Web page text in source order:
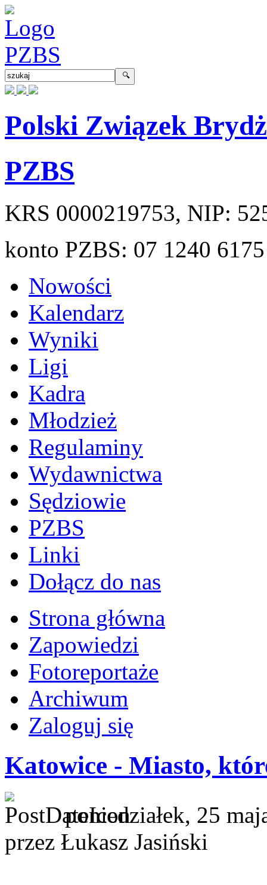
Polski Związek
PZBS
KRS 0000219753, NIP:
konto PZBS: 07 1240
Nowości
Kalendarz
Wyniki
Ligi
Kadra
Młodzież
Regulaminy
Wydawnictwa
Sędziowie
PZBS
Linki
Dołącz do nas
Strona główna
Zapowiedzi
Fotoreportaże
Archiwum
Zaloguj się
Katowice - Miasto,
poniedziałek, 25
przez Łukasz Jasiński